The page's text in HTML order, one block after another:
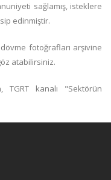
sağlamış, isteklere
edinmiştir.
fotoğrafları arşivine
atabilirsiniz.
TGRT kanalı "Sektörün